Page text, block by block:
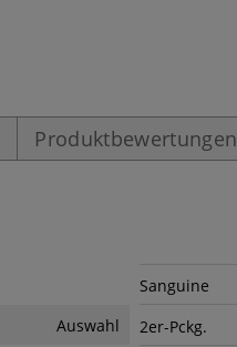
Produktbewertungen
Sanguine
Auswahl
2er-Pckg.